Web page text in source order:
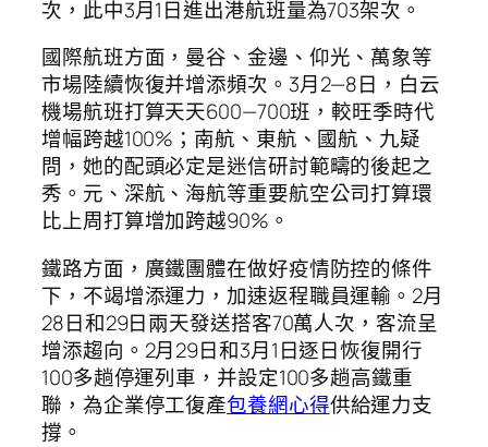
次，此中3月1日進出港航班量為703架次。
國際航班方面，曼谷、金邊、仰光、萬象等
市場陸續恢復并增添頻次。3月2—8日，白云
機場航班打算天天600—700班，較旺季時代
增幅跨越100%；南航、東航、國航、九疑
問，她的配頭必定是迷信研討範疇的後起之
秀。元、深航、海航等重要航空公司打算環
比上周打算增加跨越90%。
鐵路方面，廣鐵團體在做好疫情防控的條件
下，不竭增添運力，加速返程職員運輸。2月
28日和29日兩天發送搭客70萬人次，客流呈
增添趨向。2月29日和3月1日逐日恢復開行
100多趟停運列車，并設定100多趟高鐵重
聯，為企業停工復產包養網心得供給運力支
撐。